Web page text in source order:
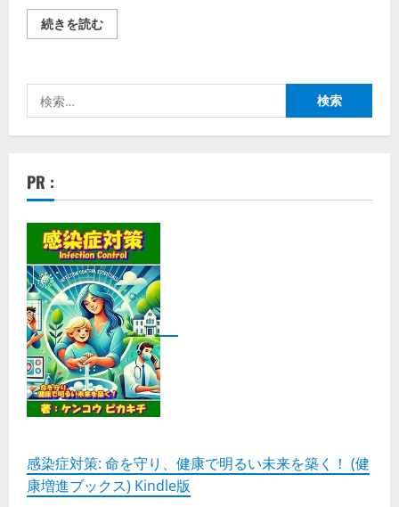
続きを読む【ム
ー
メ
×GMO
コ
販
で
売
上
UP！
IT
導
入
補
助
金
活
用
無
料
個
別
相
【第
4
次
申
索:
PR :
感染症対策: 命を守り、健康で明るい未来を築く！ (健
康増進ブックス) Kindle版